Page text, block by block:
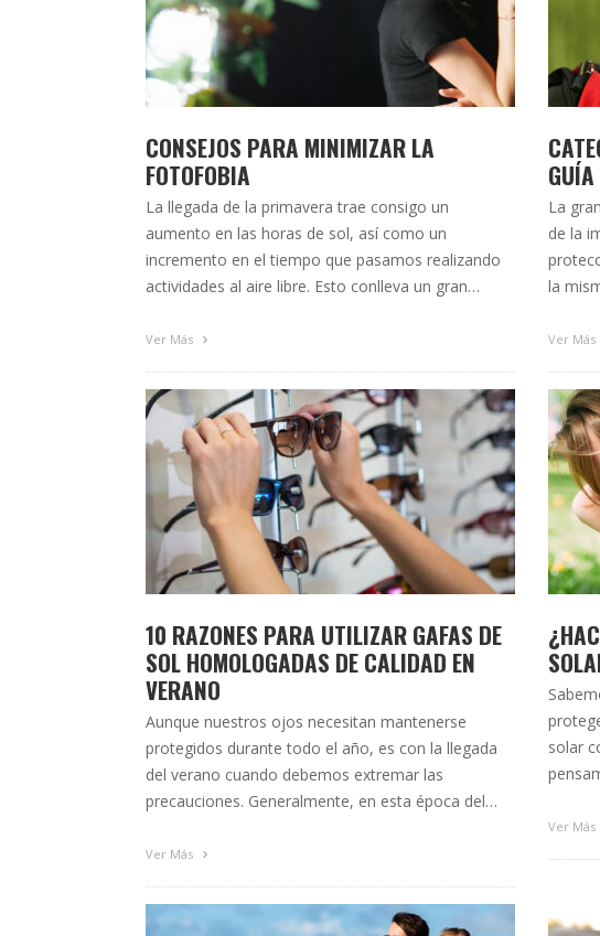
CONSEJOS PARA MINIMIZAR LA
FOTOFOBIA
La llegada de la primavera trae consigo un
aumento en las horas de sol, así como un
incremento en el tiempo que pasamos realizando
actividades al aire libre. Esto conlleva un gran
natural como artificial y una sobreexposición a la
Ver Más
GUÍA
La
de la
la
Ver Más
10 RAZONES PARA UTILIZAR GAFAS DE
SOL HOMOLOGADAS DE CALIDAD EN
VERANO
Aunque nuestros ojos necesitan mantenerse
protegidos durante todo el año, es con la llegada
del verano cuando debemos extremar las
precauciones. Generalmente, en esta época del
más aumenta la exposición a los rayos
Estos inciden con mayor energía …
Ver Más
solar
afecta
Ver Más